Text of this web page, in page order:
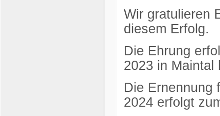
Wir gratulieren
diesem Erfolg.
Die Ehrung
2023 in Maintal
Die Ernennung
2024 erfolgt